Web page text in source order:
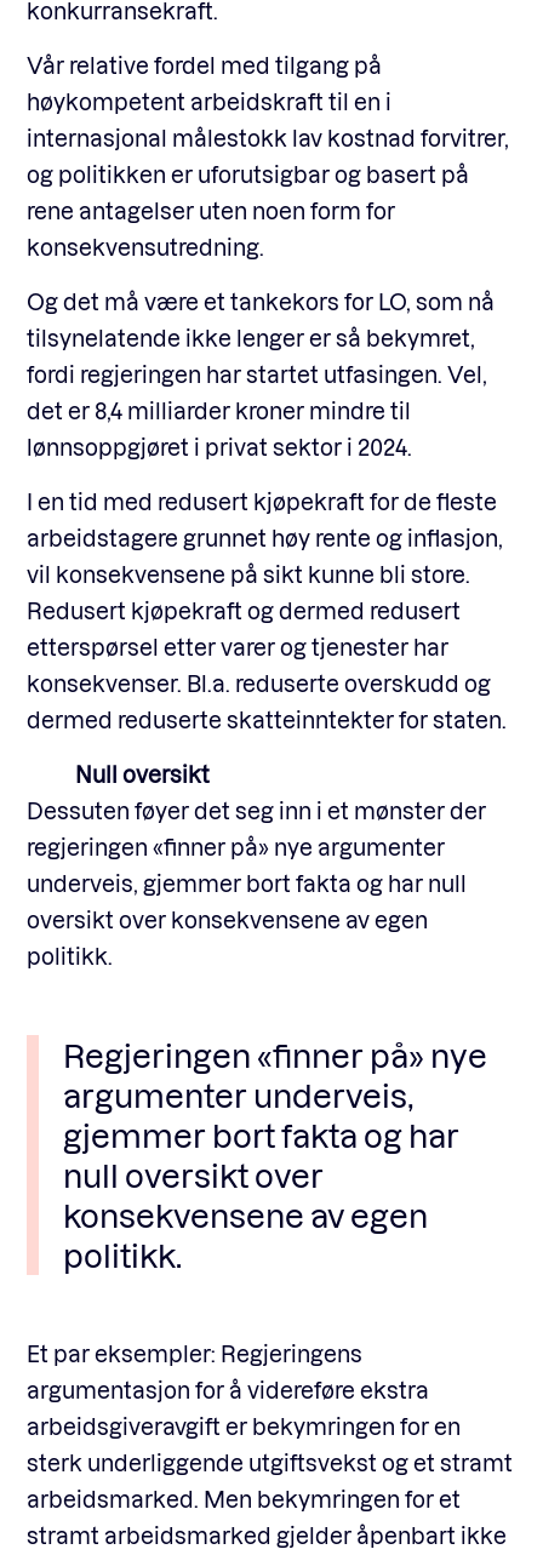
konkurransekraft.
Vår relative fordel med tilgang på
høykompetent arbeidskraft til en i
internasjonal målestokk lav kostnad forvitrer,
og politikken er uforutsigbar og basert på
rene antagelser uten noen form for
konsekvensutredning.
Og det må være et tankekors for LO, som nå
tilsynelatende ikke lenger er så bekymret,
fordi regjeringen har startet utfasingen. Vel,
det er 8,4 milliarder kroner mindre til
lønnsoppgjøret i privat sektor i 2024.
I en tid med redusert kjøpekraft for de fleste
arbeidstagere grunnet høy rente og inflasjon,
vil konsekvensene på sikt kunne bli store.
Redusert kjøpekraft og dermed redusert
etterspørsel etter varer og tjenester har
konsekvenser. Bl.a. reduserte overskudd og
dermed reduserte skatteinntekter for staten.
Null oversikt
Dessuten føyer det seg inn i et mønster der
regjeringen «finner på» nye argumenter
underveis, gjemmer bort fakta og har null
oversikt over konsekvensene av egen
politikk.
Regjeringen «finner på» nye
argumenter underveis,
gjemmer bort fakta og har
null oversikt over
konsekvensene av egen
politikk.
Et par eksempler: Regjeringens
argumentasjon for å videreføre ekstra
arbeidsgiveravgift er bekymringen for en
sterk underliggende utgiftsvekst og et stramt
arbeidsmarked. Men bekymringen for et
stramt arbeidsmarked gjelder åpenbart ikke